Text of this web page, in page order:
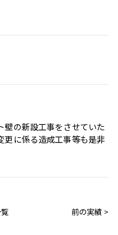
壁の新設工事をさせていた
更に係る造成工事等も是非
前の実績 >